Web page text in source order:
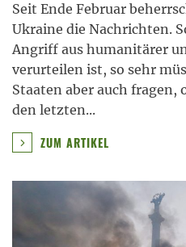
Seit Ende Februar
Ukraine die Nachrichten.
Angriff aus humanitärer
verurteilen ist, so sehr
Staaten aber auch
den letzten...
ZUM ARTIKEL